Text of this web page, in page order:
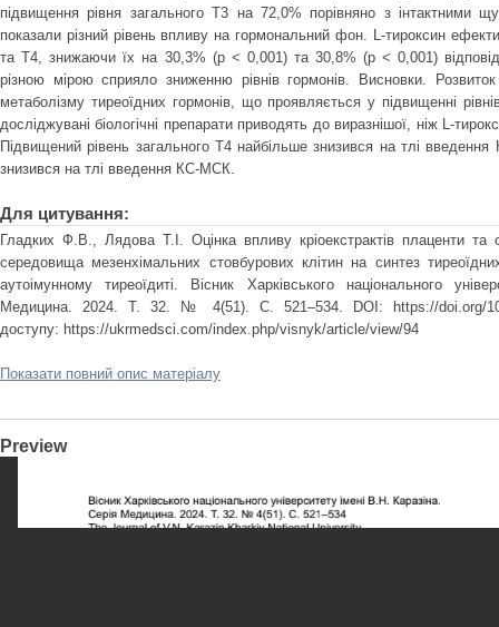
підвищення рівня загального Т3 на 72,0% порівняно з інтактними
показали різний рівень впливу на гормональний фон. L-тироксин
та Т4, знижаючи їх на 30,3% (р < 0,001) та 30,8% (р < 0,001)
різною мірою сприяло зниженню рівнів гормонів. Висновки.
метаболізму тиреоїдних гормонів, що проявляється у підвищенні
досліджувані біологічні препарати приводять до виразнішої, ніж L-
Підвищений рівень загального Т4 найбільше знизився на тлі
знизився на тлі введення КС-МСК.
Для цитування:
Гладких Ф.В., Лядова Т.І. Оцінка впливу кріоекстрактів плаценти та
середовища мезенхімальних стовбурових клітин на синтез
аутоімунному тиреоїдиті. Вісник Харківського національного
Медицина. 2024. Т. 32. № 4(51). С. 521–534. DOI: https://doi.org/
доступу: https://ukrmedsci.com/index.php/visnyk/article/view/94
Показати повний опис матеріалу
Preview